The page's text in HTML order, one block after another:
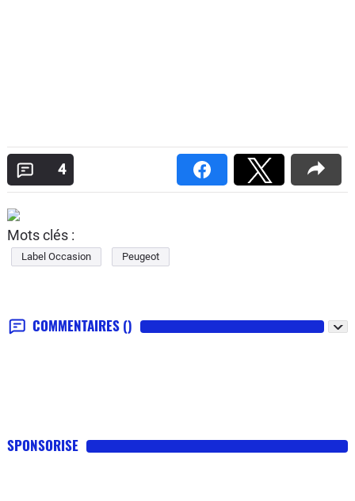
4
Mots clés :
Label Occasion Peugeot
COMMENTAIRES ()
SPONSORISE